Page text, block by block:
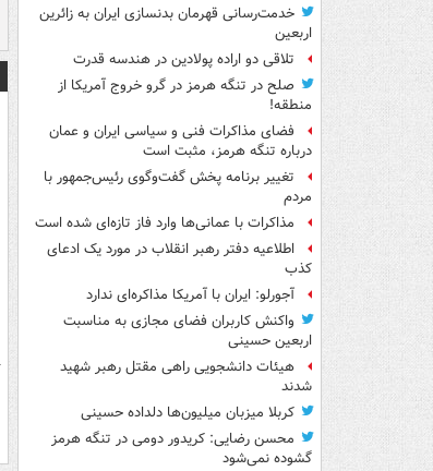
خدمت‌رسانی قهرمان بدنسازی ایران به زائرین
اربعین
تلاقی دو اراده پولادین در هندسه قدرت
صلح در تنگه هرمز در گرو خروج آمریکا از
منطقه!
فضای مذاکرات فنی و سیاسی ایران و عمان
درباره تنگه هرمز، مثبت است
تغییر برنامه پخش گفت‌وگوی رئیس‌جمهور با
مردم
مذاکرات با عمانی‌ها وارد فاز تازه‌ای شده است
اطلاعیه دفتر رهبر انقلاب در مورد یک ادعای
کذب
آجورلو: ایران با آمریکا مذاکره‌ای ندارد
واکنش کاربران فضای مجازی به مناسبت
اربعین حسینی
هیئات دانشجویی راهی مقتل رهبر شهید
شدند
کربلا میزبان میلیون‌ها دلداده حسینی
محسن رضایی: کریدور دومی در تنگه هرمز
گشوده نمی‌شود